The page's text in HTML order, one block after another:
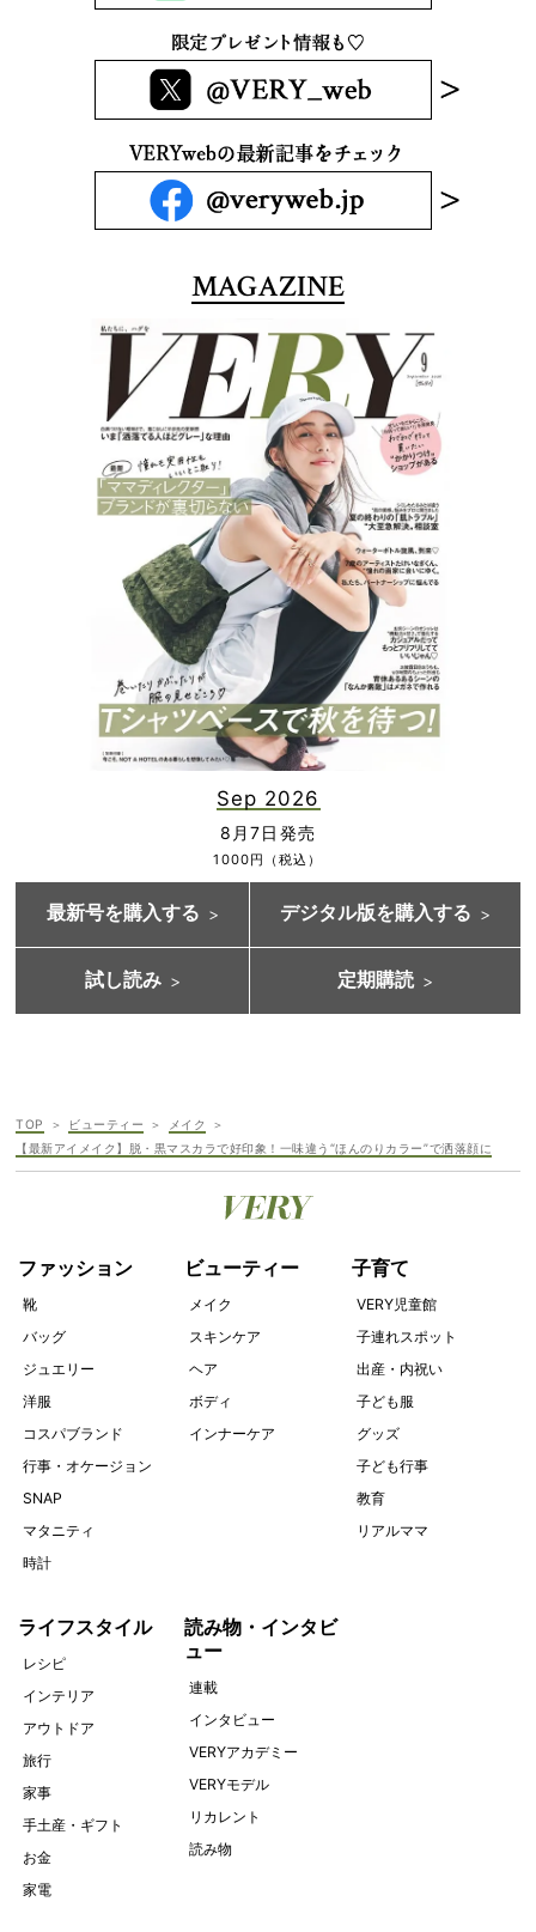
MAGAZINE
Sep 2026
8月7日発売
1000円（税込）
最新号を購入する デジタル版を購入する
試し読み 定期購読
TOP ビューティー
メイク
【最新アイメイク】脱・黒マスカラで好印象！一味違う“ほんのりカラー”で洒落顔に
ファッション
靴
バッグ
ジュエリー
洋服
コスパブランド
行事・オケージョン
SNAP
マタニティ
時計
ビューティー
メイク
スキンケア
ヘア
ボディ
インナーケア
子育て
VERY児童館
子連れスポット
出産・内祝い
子ども服
グッズ
子ども行事
教育
リアルママ
ライフスタイル
レシピ
インテリア
アウトドア
旅行
家事
手土産・ギフト
お金
家電
読み物・インタビ
ュー
連載
インタビュー
VERYアカデミー
VERYモデル
リカレント
読み物